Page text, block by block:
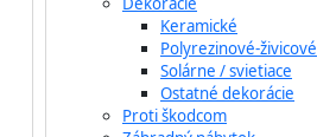
Keramické
Polyrezinové-živicové
Solárne / svietiace
Ostatné dekorácie
Proti škodcom